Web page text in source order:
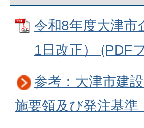
令和8年度大津市
1日改正） (PDF
参考：大津市建
施要領及び発注基準